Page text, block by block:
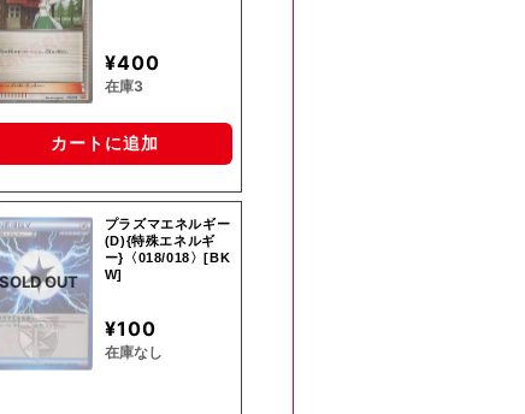
¥400
在庫3
カートに追加
OUT
プラズマエネルギー
(D){特殊エネルギ
ー}〈018/018〉[BK
W]
¥100
在庫なし